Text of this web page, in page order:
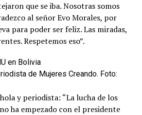
que se iba. Nosotras somos
al señor Evo Morales, por
para poder ser feliz. Las miradas,
Respetemos eso”.
de Mujeres Creando. Foto:
y periodista: “La lucha de los
ha empezado con el presidente